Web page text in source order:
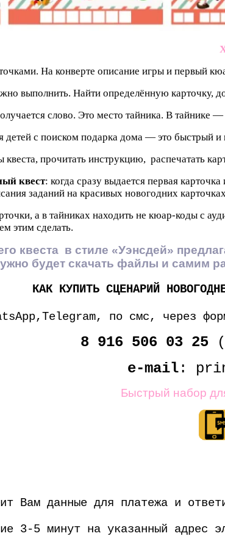
На конверте описание игры и первый
выполнить. Найти определённую карточку,
слово. Это место тайника. В
детей с поиском подарка дома — это быстрый и
квеста, прочитать инструкцию, распечатать
квест: когда сразу выдается первая
заданий на красивых новогодних
а в тайниках находить не кюар-коды с
этим сделать.
в стиле «Уэнсдей»
будет скачать файлы и самим
КАК КУПИТЬ СЦЕНАРИЙ
по смс, через
8 916 506 03 25
e-mail:
Быстрый набор
Вам данные для платежа и
3-5 минут на указанный адрес